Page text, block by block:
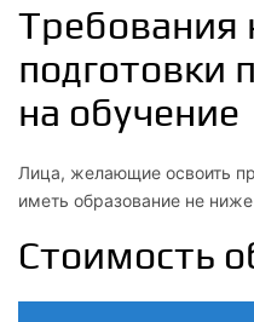
Требования
подготовки
на обучение
Лица, желающие освоить
иметь образование не
Стоимость